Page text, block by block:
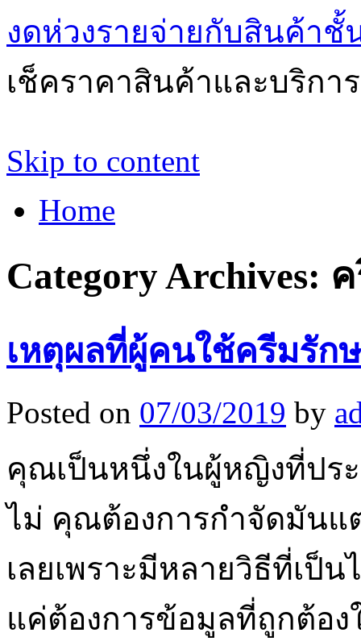
งดห่วงรายจ่ายกับสินค้า
เช็คราคาสินค้าและบริกา
Skip to content
Home
Category Archives:
เหตุผลที่ผู้คนใช้ครีมรัก
Posted on 07/03/2019 by
คุณเป็นหนึ่งในผู้หญิงที่ปร
ไม่ คุณต้องการกำจัดมันแ
เลยเพราะมีหลายวิธีที่เป็
แค่ต้องการข้อมูลที่ถูกต้อ